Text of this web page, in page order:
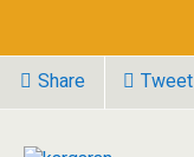
Share Tweet